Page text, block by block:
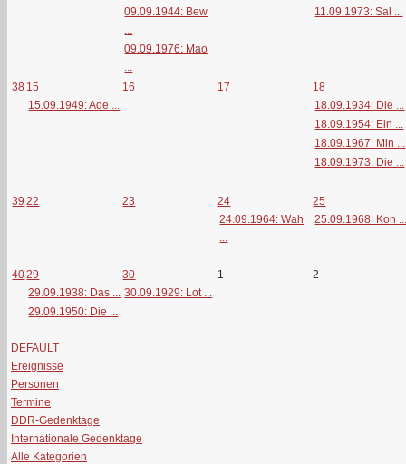
09.09.1944: Bew
...
09.09.1976: Mao
...
11.09.1973: Sal ...
38 15
15.09.1949: Ade ...
16 17
18
18.09.1934: Die ...
18.09.1954: Ein ...
18.09.1967: Min ...
18.09.1973: Die ...
39 22 23
24
24.09.1964: Wah
...
25
25.09.1968: Kon
4029
29.09.1938: Das ...
29.09.1950: Die ...
30
30.09.1929: Lot ...
1 2
DEFAULT
Ereignisse
Personen
Termine
DDR-Gedenktage
Internationale Gedenktage
Alle Kategorien